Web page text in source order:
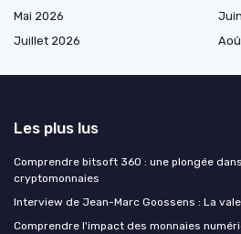
Mai 2026
Juillet 2026
Les plus lus
Comprendre bitsoft 360 : une plongée
cryptomonnaies
Interview de Jean-Marc Goossens : La
Comprendre l'impact des monnaies